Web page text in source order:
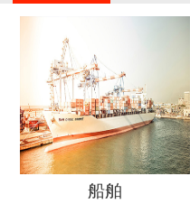
船舶